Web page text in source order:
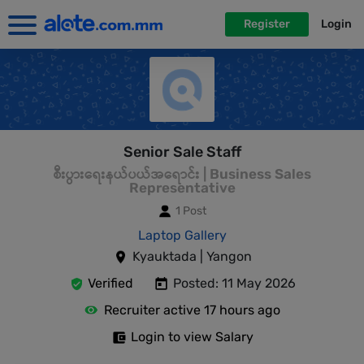
Register Login
Senior Sale Staff
စီးပွားရေးနယ်ပယ်အရောင်း | Business Sales
Representative
1 Post
Laptop Gallery
Kyauktada | Yangon
Verified
Posted: 11 May 2026
Recruiter active 17 hours ago
Login to view Salary